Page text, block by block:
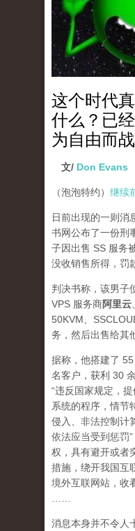
这个时代
什么？已
为自由而战
文/ Don Evans
（泡泡特约） 继续
日前出现的一则消
书网公布了一份刑
子因出售 SS 服务
没收销售所得，罚
判决书称，该男子
VPS 服务商阿里云
50KVM、
务，然后出售给其
据称，他搭建了
名客户，获利 30
“违反国家规定，
系统的程序，情节
侵入、非法控制计
依法应当受到惩罚
权，具有避开或者
措施，绕开我国互
境外互联网站，收
消息本身并不令人